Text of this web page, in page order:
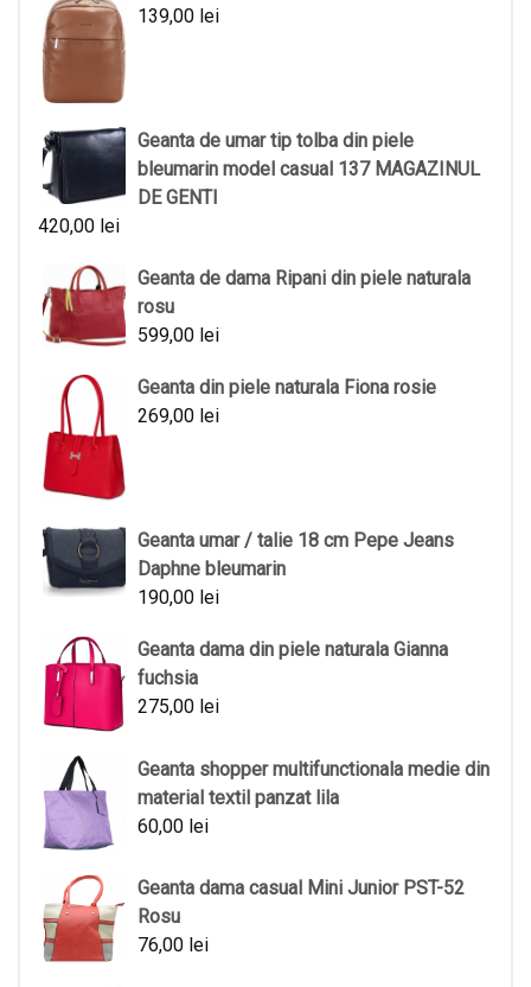
139,00 lei
Geanta de umar tip tolba din piele
bleumarin model casual 137 MAGAZINUL
DE GENTI
420,00 lei
Geanta de dama Ripani din piele naturala
rosu
599,00 lei
Geanta din piele naturala Fiona rosie
269,00 lei
Geanta umar / talie 18 cm Pepe Jeans
Daphne bleumarin
190,00 lei
Geanta dama din piele naturala Gianna
fuchsia
275,00 lei
Geanta shopper multifunctionala medie din
material textil panzat lila
60,00 lei
Geanta dama casual Mini Junior PST-52
Rosu
76,00 lei